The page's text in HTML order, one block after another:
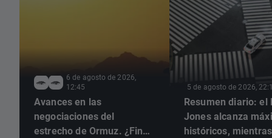
6 de agosto de 2026,
12:45
Avances en las
negociaciones del
estrecho de Ormuz. ¿Fin
5 de agosto de 2026,
Resumen diario: el
Jones alcanza
históricos,